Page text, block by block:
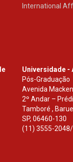
International
Universidade -
Pós-Graduação
Avenida
2º Andar –
Tamboré ,
SP, 06460-130
(11) 3555-2048/